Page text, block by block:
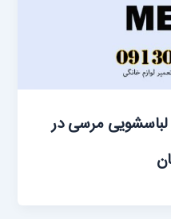
لباسشویی مرسی در